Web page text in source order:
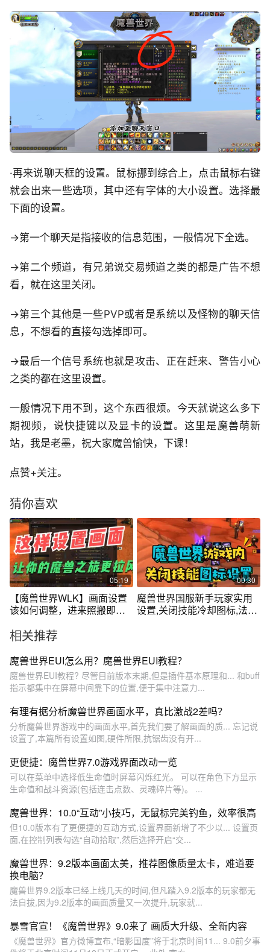
·再来说聊天框的设置。鼠标挪到综合上，点击鼠标右键
就会出来一些选项，其中还有字体的大小设置。选择最
下面的设置。
→第一个聊天是指接收的信息范围，一般情况下全选。
→第二个频道，有兄弟说交易频道之类的都是广告不想
看，就在这里关闭。
→第三个其他是一些PVP或者是系统以及怪物的聊天信
息，不想看的直接勾选掉即可。
→最后一个信号系统也就是攻击、正在赶来、警告小心
之类的都在这里设置。
一般情况下用不到，这个东西很烦。今天就说这么多下
期视频，说快捷键以及显卡的设置。这里是魔兽萌新
站，我是老墨，祝大家魔兽愉快，下课！
点赞+关注。
猜你喜欢
05:19
【魔兽世界WLK】画面设置
该如何调整，进来照搬即可
00:30
魔兽世界国服新手玩家实用
设置,关闭技能冷却图标,法师
相关推荐
魔兽世界EUI怎么用？魔兽世界EUI教程？
魔兽世界EUI教程? 尽管目前版本末期,但是插件基本原理和... 和buff
指示都集中在屏幕中间靠下的位置,便于集中注意力...
有理有据分析魔兽世界画面水平，真比激战2差吗？
分析魔兽世界游戏中的画面水平,首先我们要了解画面的质... 忘记说
设置了,本篇所有设置如图,硬件所限,抗锯齿没有开...
更便捷：魔兽世界7.0游戏界面改动一览
可以在菜单中选择低生命值时屏幕闪烁红光。 可以在角色下方显示
生命值和战斗资源(包括连击点数、灵魂碎片等)。 ...
魔兽世界：10.0“互动”小技巧，无鼠标完美钓鱼，效率很高
但10.0版本有了更便捷的互动方式,设置界面新增了不少以... 设置页
面,在控制列表勾选“自动拾取”,然后选择开启“交...
魔兽世界：9.2版本画面太美，推荐图像质量太卡，难道要
换电脑？
魔兽世界9.2版本已经上线几天的时间,但凡踏入9.2版本的玩家都无
法自拔,因为9.2版本的画面质量又一次提升,玩家就...
暴雪官宣！《魔兽世界》9.0来了 画质大升级、全新内容
《魔兽世界》官方微博宣布,“暗影国度”将于北京时间11... 9.0前夕事